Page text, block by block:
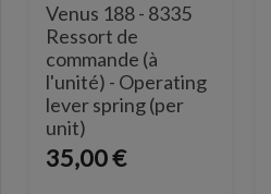
Venus 188 - 8335
Ressort de
commande (à
l'unité) - Operating
lever spring (per
unit)
35,00 €